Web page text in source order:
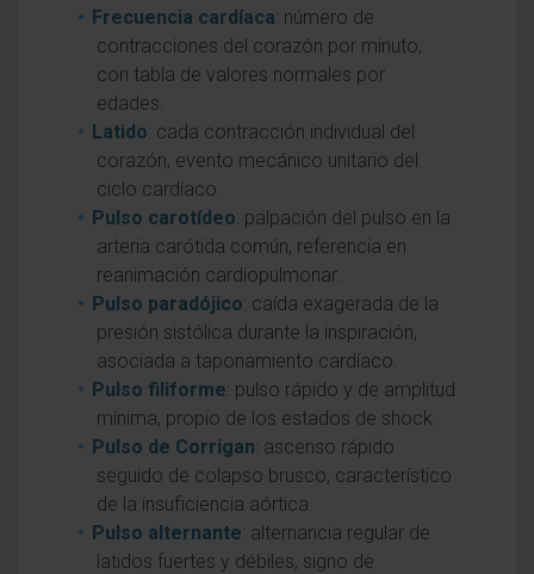
Frecuencia cardíaca: número de
contracciones del corazón por minuto,
con tabla de valores normales por
edades.
Latido: cada contracción individual del
corazón, evento mecánico unitario del
ciclo cardíaco.
Pulso carotídeo: palpación del pulso en la
arteria carótida común, referencia en
reanimación cardiopulmonar.
Pulso paradójico: caída exagerada de la
presión sistólica durante la inspiración,
asociada a taponamiento cardíaco.
Pulso filiforme: pulso rápido y de amplitud
mínima, propio de los estados de shock.
Pulso de Corrigan: ascenso rápido
seguido de colapso brusco, característico
de la insuficiencia aórtica.
Pulso alternante: alternancia regular de
latidos fuertes y débiles, signo de